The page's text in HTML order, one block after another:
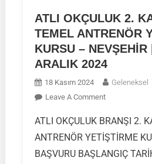
ATLI OKÇULUK 2.
TEMEL ANTRENÖR
KURSU – NEVŞEHİR
ARALIK 2024
18 Kasım 2024
Geleneksel
Leave A CommentOn
OKÇULUK
2.
KADEME
ATLI OKÇULUK BRANŞI 2.
ANTRENÖR YETİŞTİRME
BAŞVURU BAŞLANGIÇ